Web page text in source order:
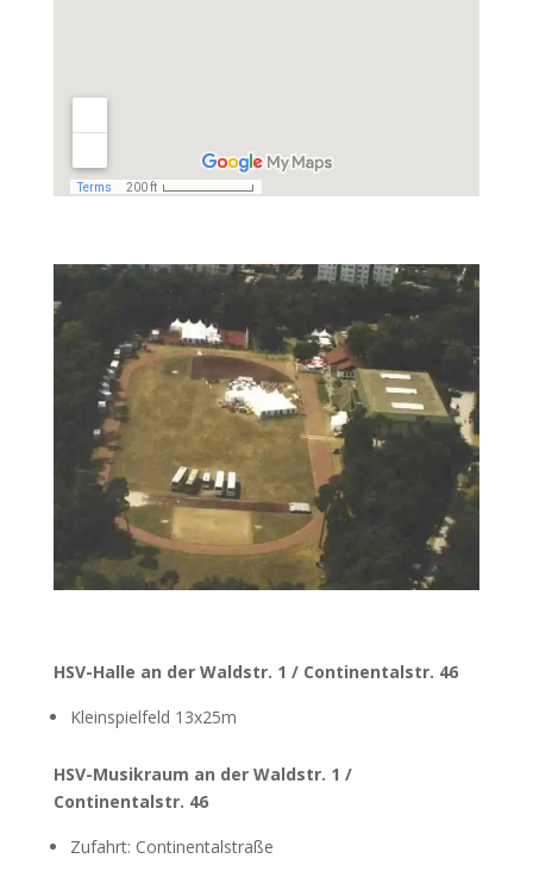
HSV-Halle an der Waldstr. 1 / Continentalstr. 46
Kleinspielfeld 13x25m
HSV-Musikraum an der Waldstr. 1 /
Continentalstr. 46
Zufahrt: Continentalstraße